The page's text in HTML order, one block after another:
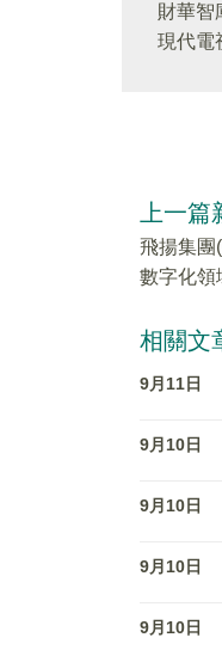
財華智
現代電
上一篇
飛揚集團
數字化領
相關文
9月11日
9月10日
9月10日
9月10日
9月10日